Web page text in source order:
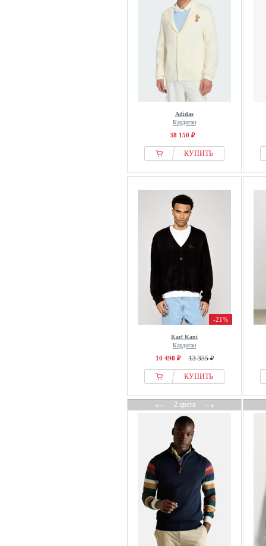
Adidas
Кардиган
38 150 ₽
КУПИТЬ
-21%
Karl Kani
Кардиган
10 490 ₽ 13 355 ₽
КУПИТЬ
←2 цвета→